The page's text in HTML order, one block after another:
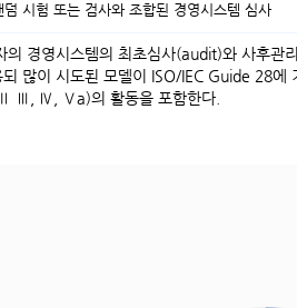
시험 또는 검사와 조합된 경영시스템 심사
의 경영시스템의 최초심사(audit)와 사후
많이 시도된 모델이 ISO/IEC Guide 28
Ⅲ, Ⅳ, Ⅴa)의 활동을 포함한다.